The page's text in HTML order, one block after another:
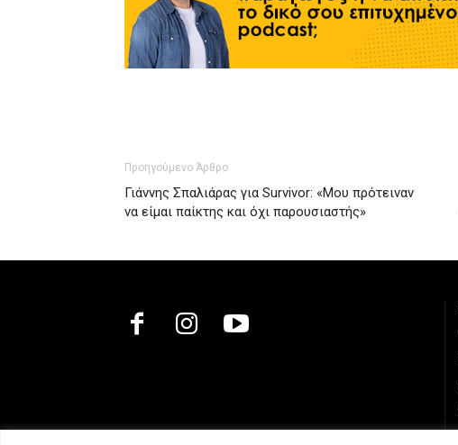
Προηγούμενο Άρθρο
Γιάννης Σπαλιάρας για Survivor: «Μου πρότειναν
να είμαι παίκτης και όχι παρουσιαστής»